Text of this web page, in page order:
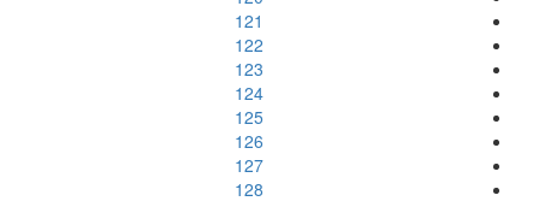
121
122
123
124
125
126
127
128